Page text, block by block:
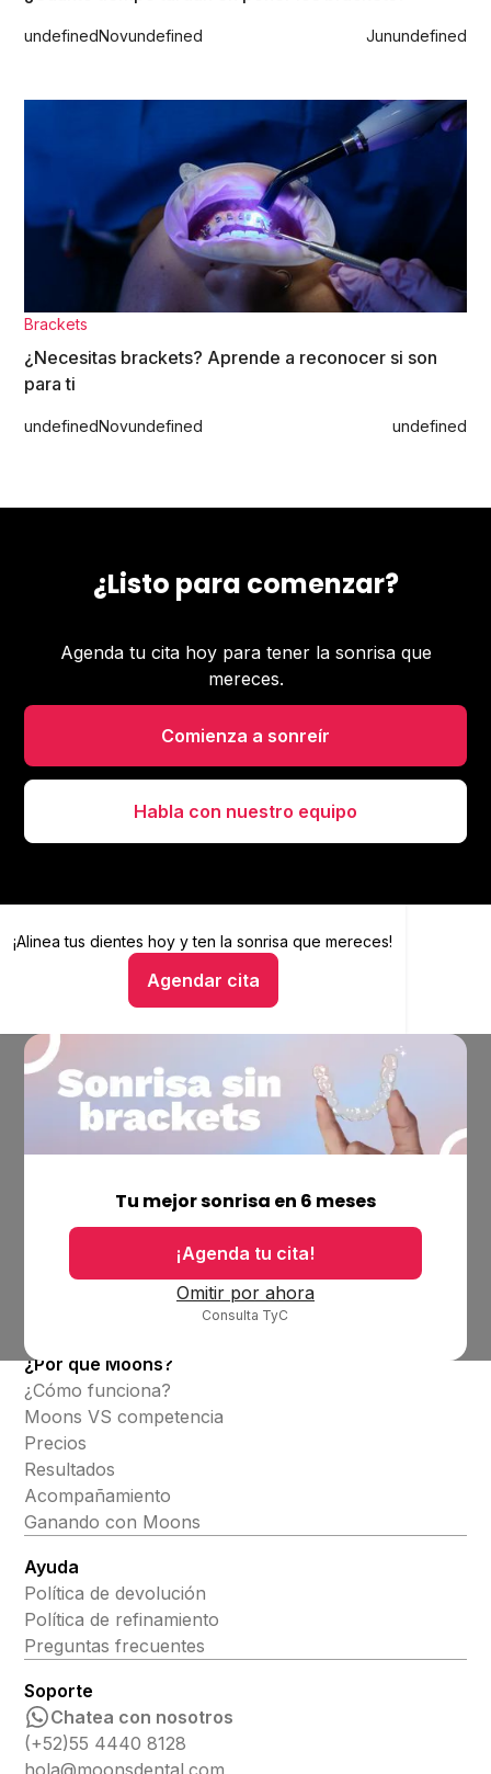
undefinedNovundefined Junundefined
Brackets
¿Necesitas brackets? Aprende a reconocer si son
para ti
undefinedNovundefined undefined
¿Listo para comenzar?
Agenda tu cita hoy para tener la sonrisa que
mereces.
Comienza a sonreír
Habla con nuestro equipo
¡Alinea tus dientes hoy yten la sonrisa que mereces!
Agendar cita
Alinea tus dientes hoy y ten la sonrisa que mereces
Hablar con un asesor
Tu mejor sonrisa en 6 meses
¡Agenda tu cita!
Omitir por ahora
Consulta TyC
Ubicaciones
Bolsa de trabajo
¿Por qué Moons?
¿Cómo funciona?
Moons VS competencia
Precios
Resultados
Acompañamiento
Ganando con Moons
Ayuda
Política de devolución
Política de refinamiento
Preguntas frecuentes
Soporte
Chatea con nosotros
(+52)55 4440 8128
hola@moonsdental.com